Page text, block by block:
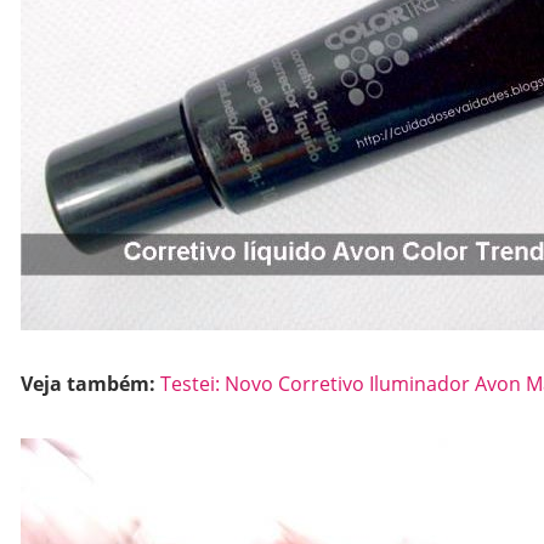
Veja também: Testei: Novo Corretivo Iluminador Avon